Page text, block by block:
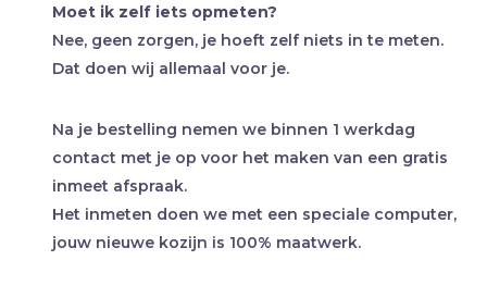
Moet ik zelf iets opmeten?
Nee, geen zorgen, je hoeft zelf niets in te meten.
Dat doen wij allemaal voor je.
Na je bestelling nemen we binnen 1 werkdag
contact met je op voor het maken van een gratis
inmeet afspraak.
Het inmeten doen we met een speciale computer,
jouw nieuwe kozijn is 100% maatwerk.